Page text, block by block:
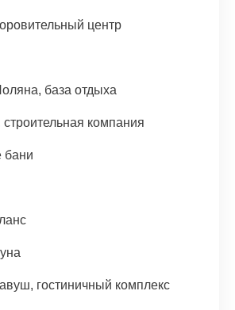
центр
база отдыха
строительная компания
бани
гостиничный комплекс